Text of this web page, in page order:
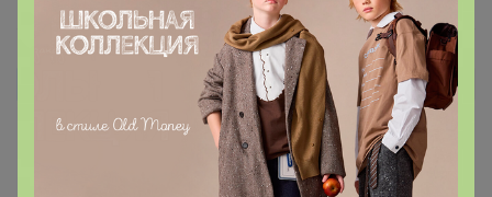
Автор уже получил заказ!
Защитные пленки присутствуют. Форма капсул удобна
Пью в составе комплекса с др.витаминами курсом.